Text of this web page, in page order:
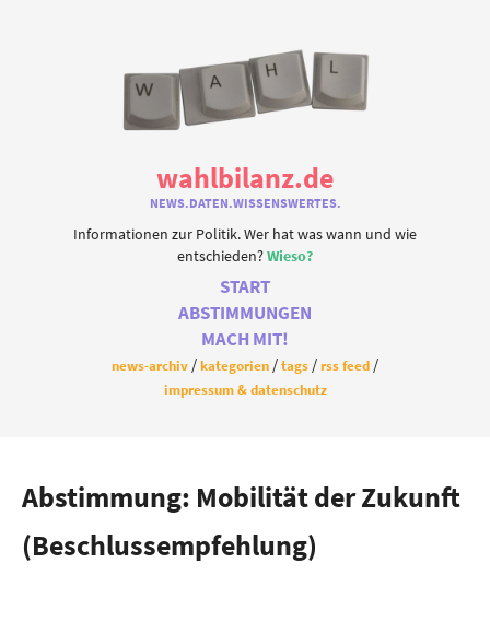
wahlbilanz.de
NEWS.DATEN.WISSENSWERTES.
Informationen zur Politik. Wer hat was wann und wie
entschieden?Wieso?
START
ABSTIMMUNGEN
MACH MIT!
news-archiv kategorien tags
rss feed
impressum & datenschutz
Abstimmung: Mobilität der Zukunft
(Beschlussempfehlung)